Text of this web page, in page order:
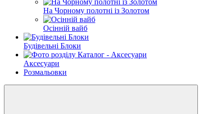
На Чорному полотні із Золотом
Осінній вайб
Будівельні Блоки
Аксесуари
Розмальовки